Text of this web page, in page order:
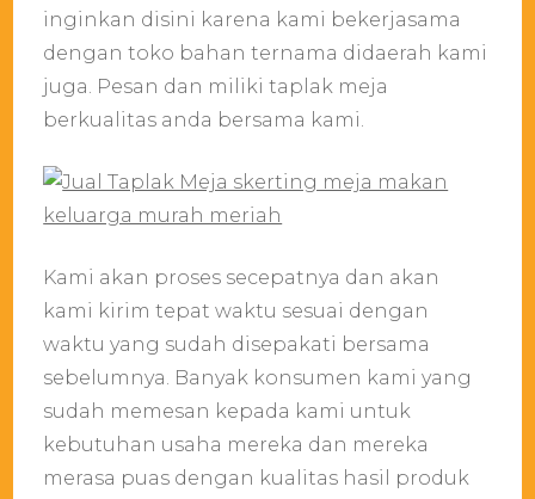
inginkan disini karena kami bekerjasama
dengan toko bahan ternama didaerah kami
juga. Pesan dan miliki taplak meja
berkualitas anda bersama kami.
Kami akan proses secepatnya dan akan
kami kirim tepat waktu sesuai dengan
waktu yang sudah disepakati bersama
sebelumnya. Banyak konsumen kami yang
sudah memesan kepada kami untuk
kebutuhan usaha mereka dan mereka
merasa puas dengan kualitas hasil produk